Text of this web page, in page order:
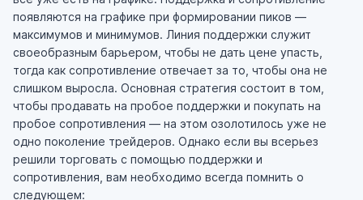
появляются на графике при формировании пиков —
максимумов и минимумов. Линия поддержки служит
своеобразным барьером, чтобы не дать цене упасть,
тогда как сопротивление отвечает за то, чтобы она не
слишком выросла. Основная стратегия состоит в том,
чтобы продавать на пробое поддержки и покупать на
пробое сопротивления — на этом озолотилось уже не
одно поколение трейдеров. Однако если вы всерьез
решили торговать с помощью поддержки и
сопротивления, вам необходимо всегда помнить о
следующем: